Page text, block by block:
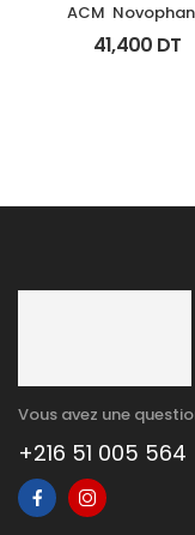
ACM
Shampooing
Fl 200Ml
41,400 DT
Vous avez une
+216 51 005 564